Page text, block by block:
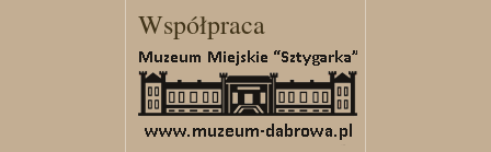
Współpraca